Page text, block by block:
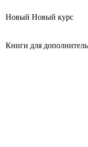
Новый Новый курс
Книги для